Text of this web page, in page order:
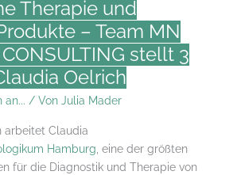
Therapie und
– Team MN
stellt 3
Oelrich
an... / Von Julia Mader
arbeitet Claudia
Hamburg , eine der größten
für die Diagnostik und Therapie von